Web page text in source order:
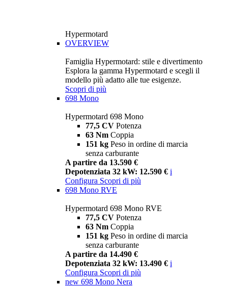
Hypermotard
OVERVIEW
Famiglia Hypermotard: stile e divertimento
Esplora la gamma Hypermotard e scegli il
modello più adatto alle tue esigenze.
Scopri di più
698 Mono
Hypermotard 698 Mono
77,5 CV Potenza
63 Nm Coppia
151 kg Peso in ordine di marcia
senza carburante
A partire da 13.590 €
Depotenziata 32 kW: 12.590 € i
Configura Scopri di più
698 Mono RVE
Hypermotard 698 Mono RVE
77,5 CV Potenza
63 Nm Coppia
151 kg Peso in ordine di marcia
senza carburante
A partire da 14.490 €
Depotenziata 32 kW: 13.490 € i
Configura Scopri di più
new 698 Mono Nera